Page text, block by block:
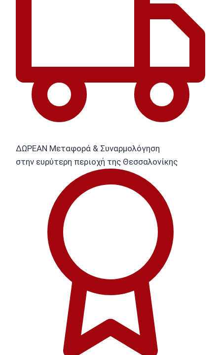
ΔΩΡΕΑΝ Μεταφορά & Συναρμολόγηση
στην ευρύτερη περιοχή της Θεσσαλονίκης